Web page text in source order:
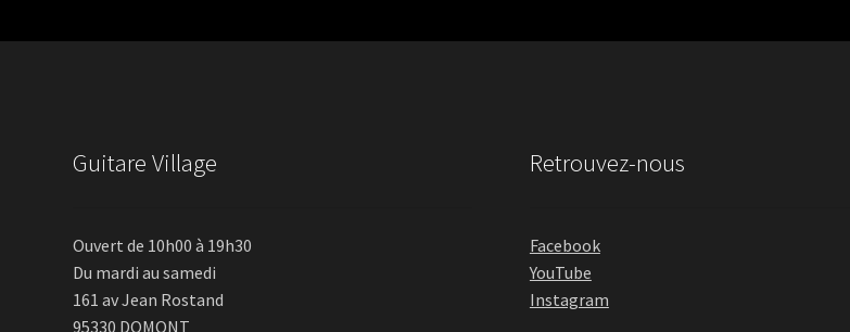
Guitare Village
Ouvert de 10h00 à 19h30
Du mardi au samedi
161 av Jean Rostand
95330 DOMONT
Retrouvez-nous
Facebook
YouTube
Instagram